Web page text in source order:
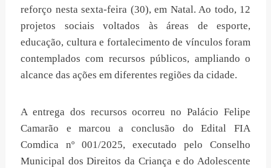
reforço nesta sexta-feira (30), em Natal. Ao todo, 12
projetos sociais voltados às áreas de esporte,
educação, cultura e fortalecimento de vínculos foram
contemplados com recursos públicos, ampliando o
alcance das ações em diferentes regiões da cidade.
A entrega dos recursos ocorreu no Palácio Felipe
Camarão e marcou a conclusão do Edital FIA
Comdica nº 001/2025, executado pelo Conselho
Municipal dos Direitos da Criança e do Adolescente